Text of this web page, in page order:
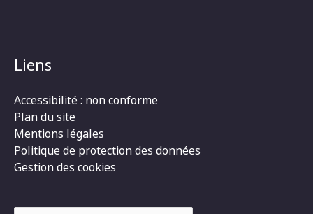
Liens
Accessibilité : non conforme
Plan du site
Mentions légales
Politique de protection des données
Gestion des cookies